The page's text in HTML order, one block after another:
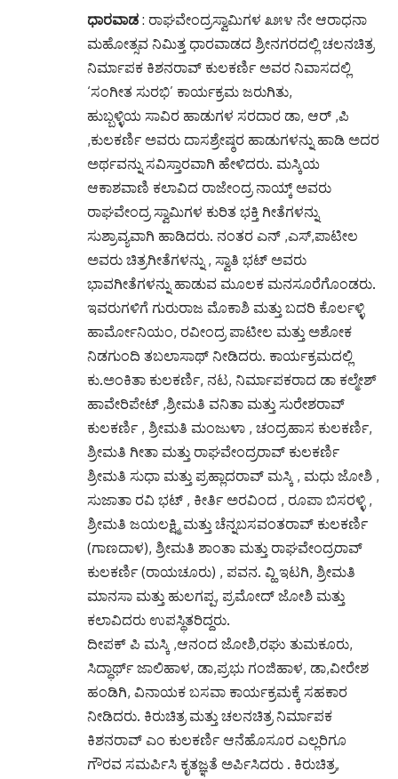
ಧಾರವಾಡ : ರಾಘವೇಂದ್ರಸ್ವಾಮಿಗಳ ೩೫೪ ನೇ ಆರಾಧನಾ
ಮಹೋತ್ಸವ ನಿಮಿತ್ತ ಧಾರವಾಡದ ಶ್ರೀನಗರದಲ್ಲಿ ಚಲನಚಿತ್ರ
ನಿರ್ಮಾಪಕ ಕಿಶನರಾವ್ ಕುಲಕರ್ಣಿ ಅವರ ನಿವಾಸದಲ್ಲಿ
‘ಸಂಗೀತ ಸುರಭಿ’ ಕಾರ್ಯಕ್ರಮ ಜರುಗಿತು,
ಹುಬ್ಬಳ್ಳಿಯ ಸಾವಿರ ಹಾಡುಗಳ ಸರದಾರ ಡಾ, ಆರ್ ,ಪಿ
,ಕುಲಕರ್ಣಿ ಅವರು ದಾಸಶ್ರೇಷ್ಠರ ಹಾಡುಗಳನ್ನು ಹಾಡಿ ಅದರ
ಅರ್ಥವನ್ನು ಸವಿಸ್ತಾರವಾಗಿ ಹೇಳಿದರು. ಮಸ್ಕಿಯ
ಆಕಾಶವಾಣಿ ಕಲಾವಿದ ರಾಜೇಂದ್ರ ನಾಯ್ಕ್ ಅವರು
ರಾಘವೇಂದ್ರ ಸ್ವಾಮಿಗಳ ಕುರಿತ ಭಕ್ತಿ ಗೀತೆಗಳನ್ನು
ಸುಶ್ರಾವ್ಯವಾಗಿ ಹಾಡಿದರು. ನಂತರ ಎನ್ ,ಎಸ್,ಪಾಟೀಲ
ಅವರು ಚಿತ್ರಗೀತೆಗಳನ್ನು , ಸ್ವಾತಿ ಭಟ್ ಅವರು
ಭಾವಗೀತೆಗಳನ್ನು ಹಾಡುವ ಮೂಲಕ ಮನಸೂರೆಗೊಂಡರು.
ಇವರುಗಳಿಗೆ ಗುರುರಾಜ ಮೊಕಾಶಿ ಮತ್ತು ಬದರಿ ಕೊರ್ಲಳ್ಳಿ
ಹಾರ್ಮೋನಿಯಂ, ರವೀಂದ್ರ ಪಾಟೀಲ ಮತ್ತು ಅಶೋಕ
ನಿಡಗುಂದಿ ತಬಲಾಸಾಥ್ ನೀಡಿದರು. ಕಾರ್ಯಕ್ರಮದಲ್ಲಿ
ಕು.ಅಂಕಿತಾ ಕುಲಕರ್ಣಿ, ನಟ, ನಿರ್ಮಾಪಕರಾದ ಡಾ ಕಲ್ಮೇಶ್
ಹಾವೇರಿಪೇಟ್ ,ಶ್ರೀಮತಿ ವನಿತಾ ಮತ್ತು ಸುರೇಶರಾವ್
ಕುಲಕರ್ಣಿ , ಶ್ರೀಮತಿ ಮಂಜುಳಾ , ಚಂದ್ರಹಾಸ ಕುಲಕರ್ಣಿ,
ಶ್ರೀಮತಿ ಗೀತಾ ಮತ್ತು ರಾಘವೇಂದ್ರರಾವ್ ಕುಲಕರ್ಣಿ
ಶ್ರೀಮತಿ ಸುಧಾ ಮತ್ತು ಪ್ರಹ್ಲಾದರಾವ್ ಮಸ್ಕಿ , ಮಧು ಜೋಶಿ ,
ಸುಜಾತಾ ರವಿ ಭಟ್ , ಕೀರ್ತಿ ಅರವಿಂದ , ರೂಪಾ ಬಿಸರಳ್ಳಿ ,
ಶ್ರೀಮತಿ ಜಯಲಕ್ಷ್ಮಿ ಮತ್ತು ಚೆನ್ನಬಸವಂತರಾವ್ ಕುಲಕರ್ಣಿ
(ಗಾಣದಾಳ), ಶ್ರೀಮತಿ ಶಾಂತಾ ಮತ್ತು ರಾಘವೇಂದ್ರರಾವ್
ಕುಲಕರ್ಣಿ (ರಾಯಚೂರು) , ಪವನ. ವ್ಹಿ ಇಟಗಿ, ಶ್ರೀಮತಿ
ಮಾನಸಾ ಮತ್ತು ಹುಲಗಪ್ಪ, ಪ್ರಮೋದ್ ಜೋಶಿ ಮತ್ತು
ಕಲಾವಿದರು ಉಪಸ್ಥಿತರಿದ್ದರು.
ದೀಪಕ್ ಪಿ ಮಸ್ಕಿ ,ಆನಂದ ಜೋಶಿ,ರಘು ತುಮಕೂರು,
ಸಿದ್ಧಾರ್ಥ್ ಜಾಲಿಹಾಳ, ಡಾ,ಪ್ರಭು ಗಂಜಿಹಾಳ, ಡಾ,ವೀರೇಶ
ಹಂಡಿಗಿ, ವಿನಾಯಕ ಬಸವಾ ಕಾರ್ಯಕ್ರಮಕ್ಕೆ ಸಹಕಾರ
ನೀಡಿದರು. ಕಿರುಚಿತ್ರ ಮತ್ತು ಚಲನಚಿತ್ರ ನಿರ್ಮಾಪಕ
ಕಿಶನರಾವ್ ಎಂ ಕುಲಕರ್ಣಿ ಆನೆಹೊಸೂರ ಎಲ್ಲರಿಗೂ
ಗೌರವ ಸಮರ್ಪಿಸಿ ಕೃತಜ್ಞತೆ ಅರ್ಪಿಸಿದರು . ಕಿರುಚಿತ್ರ,